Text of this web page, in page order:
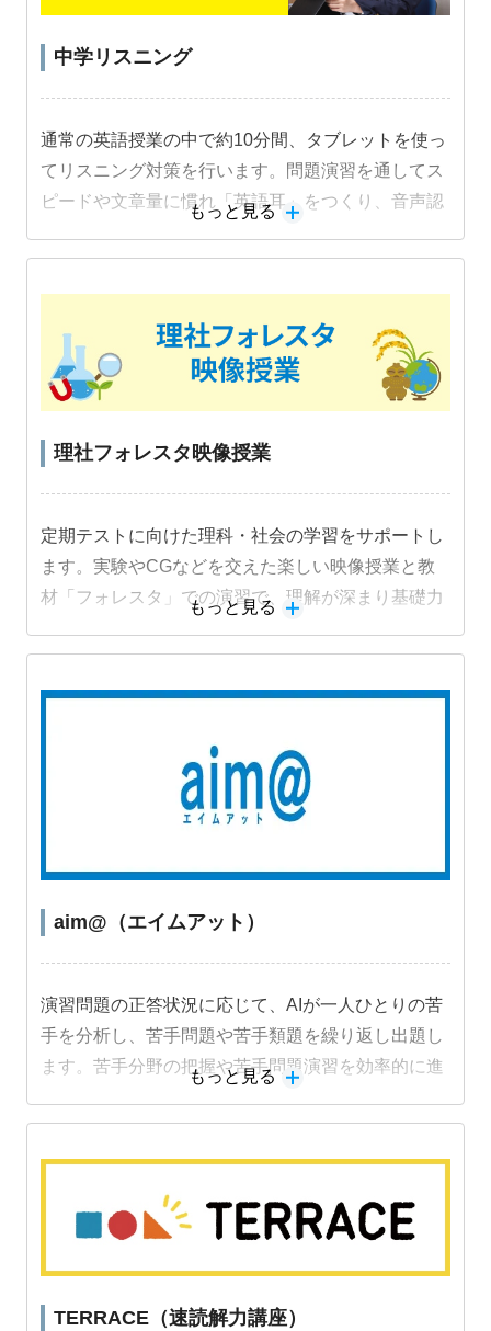
中学リスニング
通常の英語授業の中で約10分間、タブレットを使っ
てリスニング対策を行います。問題演習を通してス
ピードや文章量に慣れ「英語耳」をつくり、音声認
つけます。
もっと見る
理社フォレスタ映像授業
定期テストに向けた理科・社会の学習をサポートし
ます。実験やCGなどを交えた楽しい映像授業と教
材「フォレスタ」での演習で、理解が深まり基礎力
もっと見る
aim@（エイムアット）
演習問題の正答状況に応じて、AIが一人ひとりの苦
手を分析し、苦手問題や苦手類題を繰り返し出題し
ます。苦手分野の把握や苦手問題演習を効率的に進
もっと見る
TERRACE（速読解力講座）